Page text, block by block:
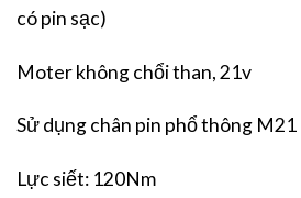
có pin sạc)
Moter không chổi than, 21v
Sử dụng chân pin phổ thông M21
Lực siết: 120Nm